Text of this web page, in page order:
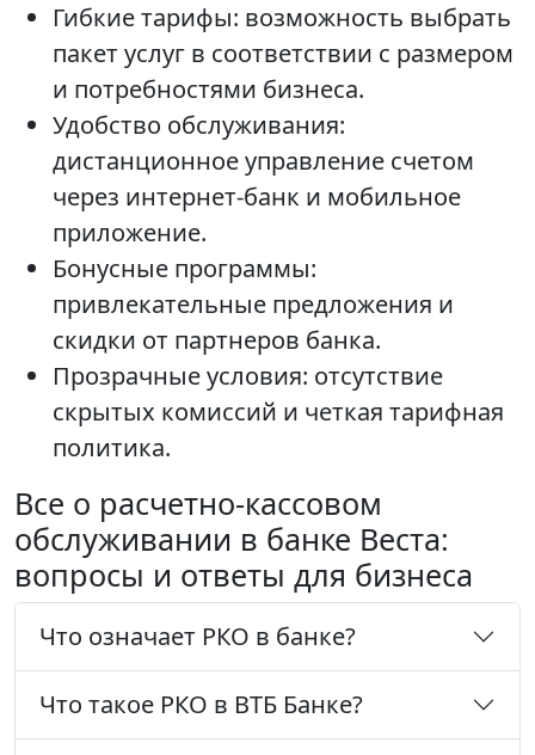
Гибкие тарифы: возможность выбрать
пакет услуг в соответствии с размером
и потребностями бизнеса.
Удобство обслуживания:
дистанционное управление счетом
через интернет-банк и мобильное
приложение.
Бонусные программы:
привлекательные предложения и
скидки от партнеров банка.
Прозрачные условия: отсутствие
скрытых комиссий и четкая тарифная
политика.
Все о расчетно-кассовом
обслуживании в банке Веста:
вопросы и ответы для бизнеса
Что означает РКО в банке?
Что такое РКО в ВТБ Банке?